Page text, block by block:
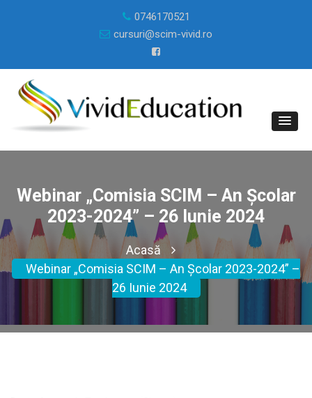
0746170521
cursuri@scim-vivid.ro
Webinar „Comisia SCIM – An Școlar
2023-2024” – 26 Iunie 2024
Acasă
Webinar „Comisia SCIM – An Școlar 2023-2024” –
26 Iunie 2024